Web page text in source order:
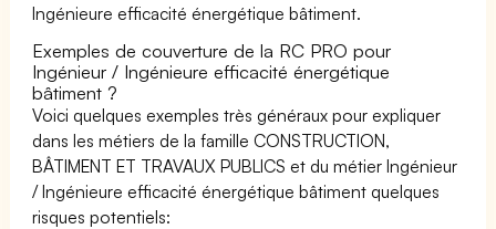
Ingénieure efficacité énergétique bâtiment.
Exemples de couverture de la RC PRO pour
Ingénieur / Ingénieure efficacité énergétique
bâtiment ?
Voici quelques exemples très généraux pour expliquer
dans les métiers de la famille CONSTRUCTION,
BÂTIMENT ET TRAVAUX PUBLICS et du métier Ingénieur
/ Ingénieure efficacité énergétique bâtiment quelques
risques potentiels: